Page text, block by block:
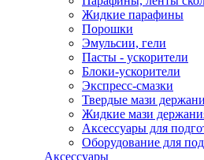
Жидкие парафины
Порошки
Эмульсии, гели
Пасты - ускорители
Блоки-ускорители
Экспресс-смазки
Твердые мази
Жидкие мази
Аксессуары для
Оборудование для
Аксессуары